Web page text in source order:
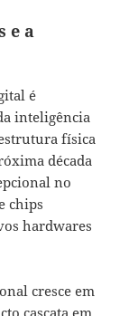
e a
é
inteligência
física
década
no
chips
hardwares
cresce em
cascata em